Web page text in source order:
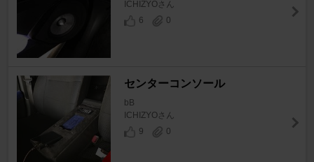
ICHIZYOさん
6
0
センターコンソール
bB
ICHIZYOさん
9
0